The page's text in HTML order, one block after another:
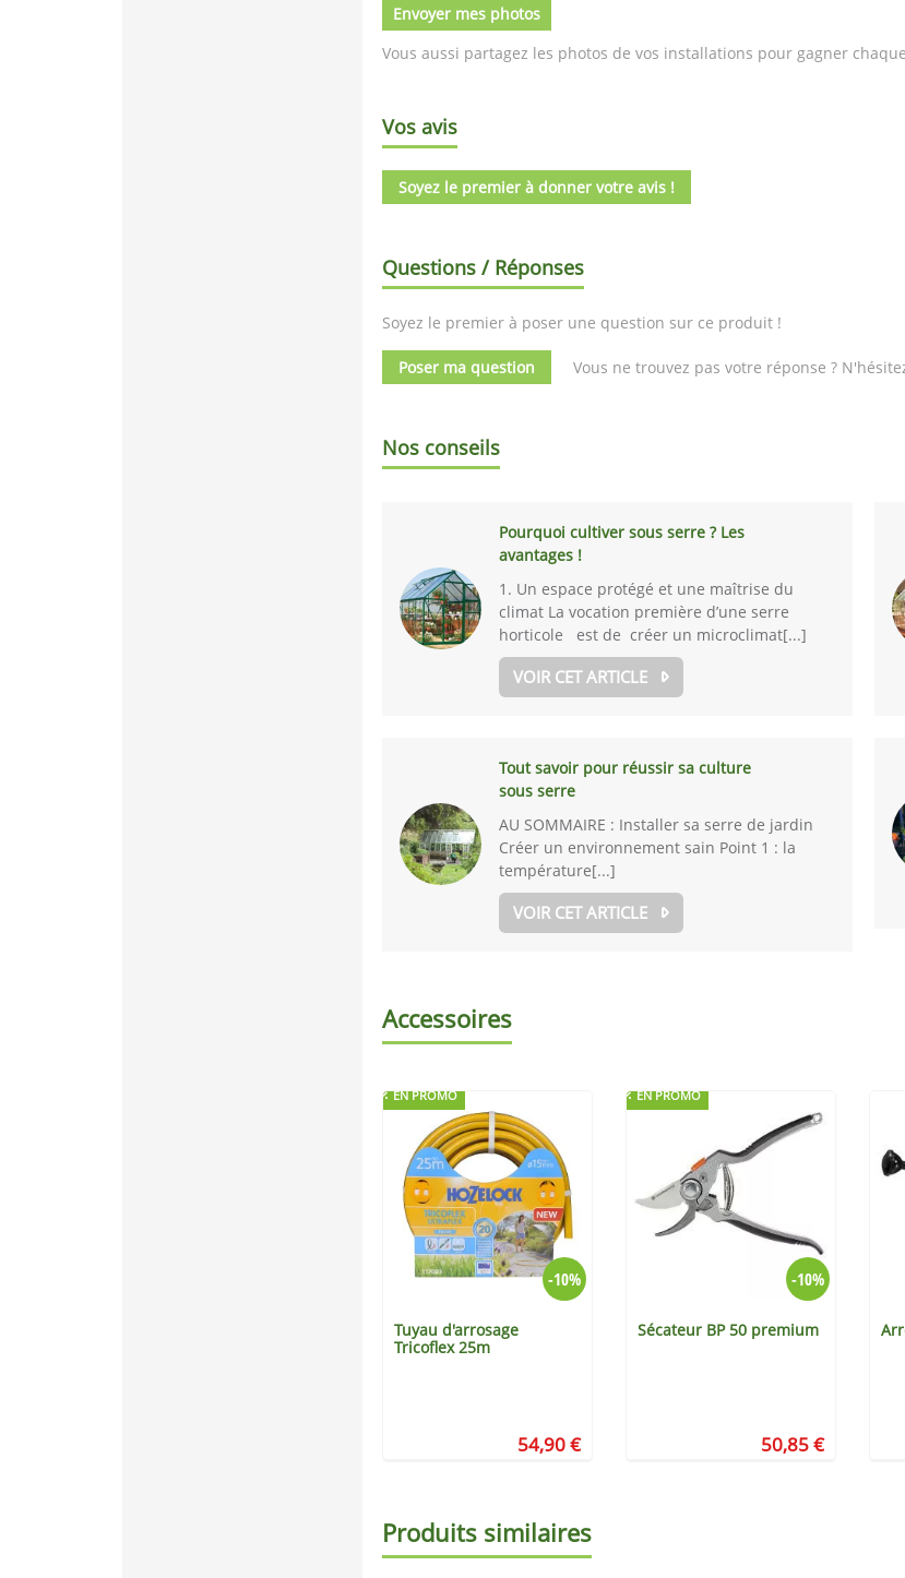
Envoyer mes photos
Vous aussi partagez les photos de vos installations pour gagner
Vos avis
Soyez le premier à donner votre avis !
Questions / Réponses
Soyez le premier à poser une question sur ce produit !
Poser ma question Vous ne trouvez pas votre réponse ?
Nos conseils
Pourquoi cultiver sous serre ? Les
avantages !
1. Un espace protégé et une maîtrise du
climat La vocation première d’une serre
horticole est de créer un microclimat[...]
VOIR CET ARTICLE
Tout savoir pour réussir sa culture
sous serre
AU SOMMAIRE : Installer sa serre de jardin
Créer un environnement sain Point 1 : la
température[...]
VOIR CET ARTICLE
Accessoires
-10%
EN PROMO
Tuyau d'arrosage
Tricoflex 25m
54,90 €
-10%
EN PROMO
Sécateur BP 50 premium
50,85 €
Produits similaires